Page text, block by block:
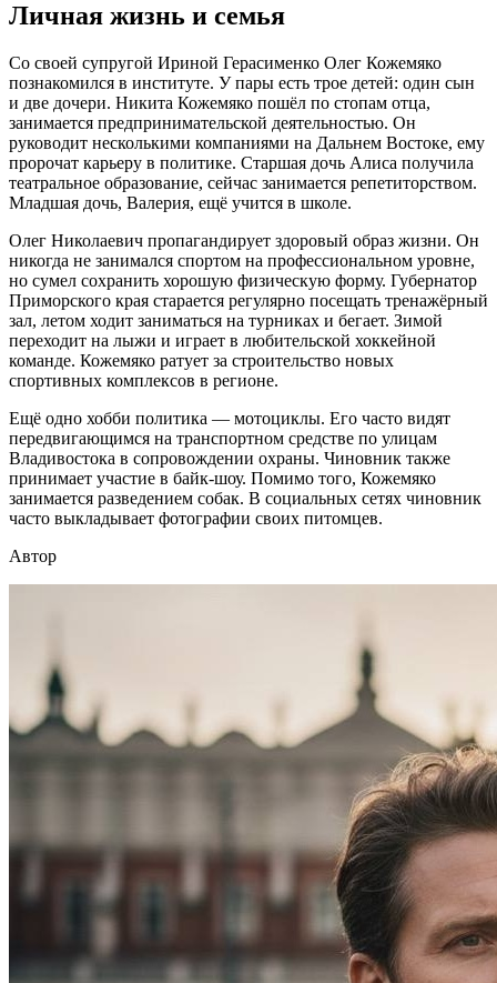
Личная жизнь и семья
Со своей супругой Ириной Герасименко Олег Кожемяко
познакомился в институте. У пары есть трое детей: один сын
и две дочери. Никита Кожемяко пошёл по стопам отца,
занимается предпринимательской деятельностью. Он
руководит несколькими компаниями на Дальнем Востоке, ему
пророчат карьеру в политике. Старшая дочь Алиса получила
театральное образование, сейчас занимается репетиторством.
Младшая дочь, Валерия, ещё учится в школе.
Олег Николаевич пропагандирует здоровый образ жизни. Он
никогда не занимался спортом на профессиональном уровне,
но сумел сохранить хорошую физическую форму. Губернатор
Приморского края старается регулярно посещать тренажёрный
зал, летом ходит заниматься на турниках и бегает. Зимой
переходит на лыжи и играет в любительской хоккейной
команде. Кожемяко ратует за строительство новых
спортивных комплексов в регионе.
Ещё одно хобби политика — мотоциклы. Его часто видят
передвигающимся на транспортном средстве по улицам
Владивостока в сопровождении охраны. Чиновник также
принимает участие в байк-шоу. Помимо того, Кожемяко
занимается разведением собак. В социальных сетях чиновник
часто выкладывает фотографии своих питомцев.
Автор